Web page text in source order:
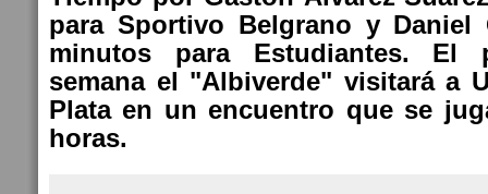
para Sportivo Belgrano y
minutos para Estudiantes. El
semana el "Albiverde" visitará a
Plata en un encuentro que se
horas.